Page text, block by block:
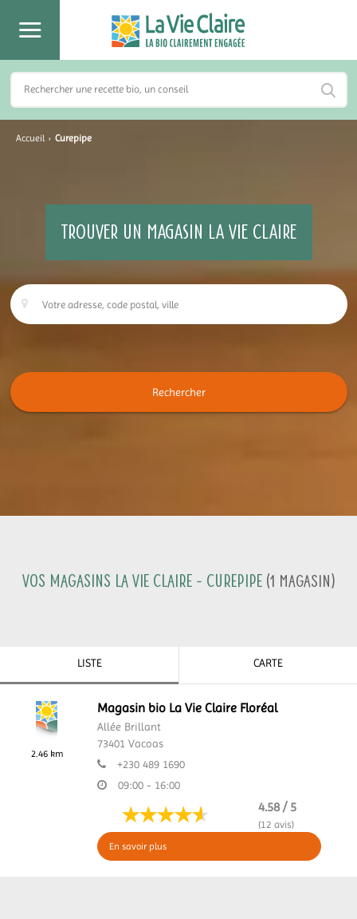
Accueil › Curepipe
TROUVER UN MAGASIN LA VIE CLAIRE
Rechercher
Vos magasins La Vie Claire - Curepipe (1 Magasin)
LISTE CARTE
2.46 km
Magasin bio La Vie Claire Floréal
Allée Brillant
73401 Vacoas
+230 489 1690
09:00 - 16:00
4.58 / 5
(12 avis)
En savoir plus